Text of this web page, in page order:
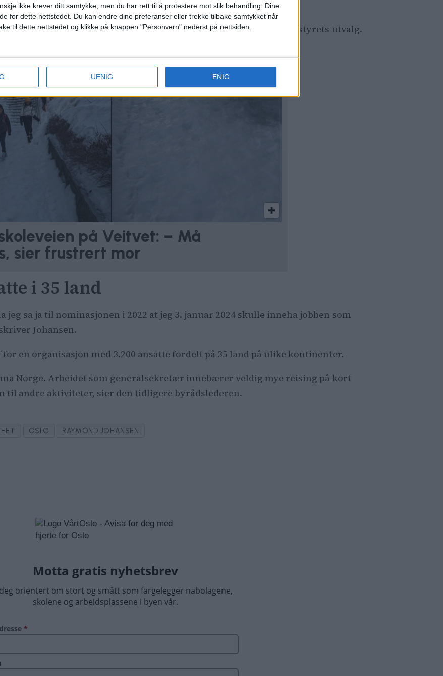
ikke krever ditt samtykke, men du har rett til å protestere mot slik behandling. Dine
for dette nettstedet. Du kan endre dine preferanser eller trekke tilbake samtykket når
til dette nettstedet og klikke på knappen "Personvern" nederst på nettsiden.
UENIG ENIG
kan skjøtte sine plikter i vervet."
for at Raymond Johansen får fritak for møtene i bystyret og bystyrets utvalg.
kanskje fra oslopolitikken for godt.
på Veitvet: – Må
sier frustrert mor
i 35 land
jeg sa ja til nominasjonen i 2022 at jeg 3. januar 2024 skulle inneha jobben som
Johansen.
en organisasjon med 3.200 ansatte fordelt på 35 land på ulike kontinenter.
Norge. Arbeidet som generalsekretær innebærer veldig mye reising på kort
til andre aktiviteter, sier den tidligere byrådslederen.
OSLO RAYMOND JOHANSEN